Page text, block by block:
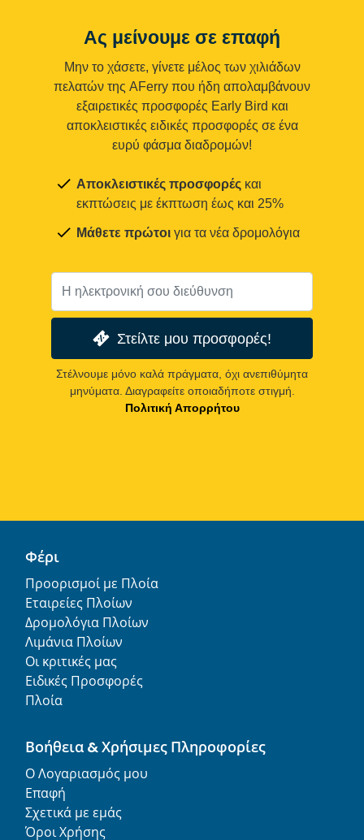
Ας μείνουμε σε επαφή
Μην το χάσετε, γίνετε μέλος των χιλιάδων
πελατών της AFerry που ήδη απολαμβάνουν
εξαιρετικές προσφορές Early Bird και
αποκλειστικές ειδικές προσφορές σε ένα
ευρύ φάσμα διαδρομών!
Αποκλειστικές προσφορές και
εκπτώσεις με έκπτωση έως και 25%
Μάθετε πρώτοι για τα νέα δρομολόγια
Στείλτε μου προσφορές!
Στέλνουμε μόνο καλά πράγματα, όχι ανεπιθύμητα
μηνύματα. Διαγραφείτε οποιαδήποτε στιγμή.
Πολιτική Απορρήτου
Φέρι
Προορισμοί με Πλοία
Εταιρείες Πλοίων
Δρομολόγια Πλοίων
Λιμάνια Πλοίων
Οι κριτικές μας
Ειδικές Προσφορές
Πλοία
Βοήθεια & Χρήσιμες Πληροφορίες
Ο Λογαριασμός μου
Επαφή
Σχετικά με εμάς
Όροι Χρήσης